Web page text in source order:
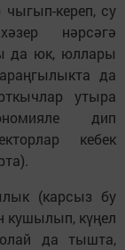
кереп, су
нәрсәгә
да юк, юллары
да
утыра
дип
кебек
(карсыз бу
кушылып, күңел
да тышта,